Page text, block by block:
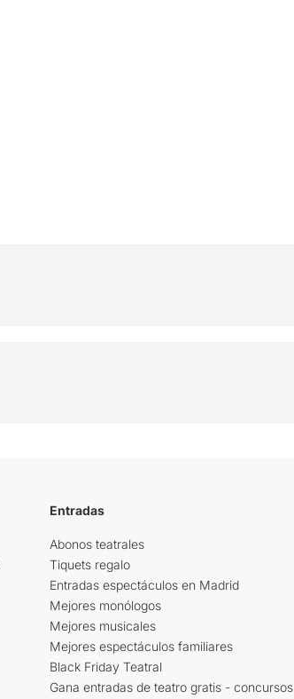
Entradas
Abonos teatrales
Tiquets regalo
Entradas espectáculos en Madrid
Mejores monólogos
Mejores musicales
Mejores espectáculos familiares
Black Friday Teatral
Gana entradas de teatro gratis - concursos